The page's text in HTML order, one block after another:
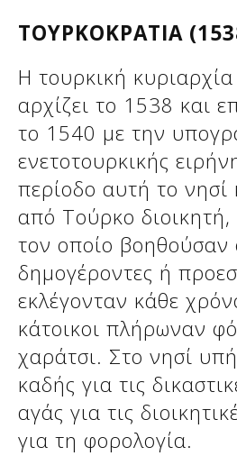
ΤΟΥΡΚΟΚΡΑΤΙΑ
Η τουρκική
αρχίζει το 1538 και
το 1540 με την
ενετοτουρκικής
περίοδο αυτή το νησί
από Τούρκο
τον οποίο βοηθούσαν
δημογέροντες ή
εκλέγονταν κάθε
κάτοικοι πλήρωναν
χαράτσι. Στο νησί
καδής για τις
αγάς για τις
για τη φορολογία.